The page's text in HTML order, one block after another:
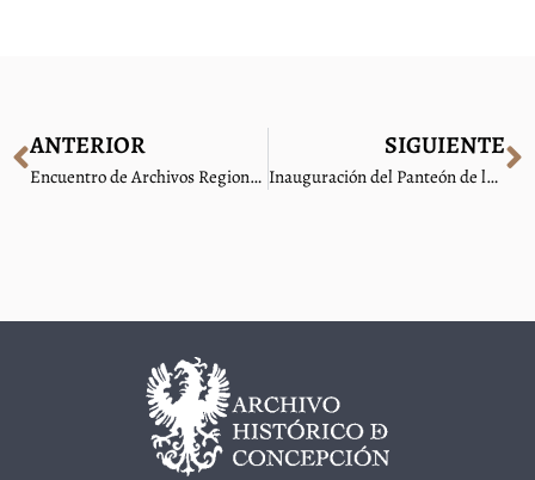
ANTERIOR
Encuentro de Archivos Regionales
SIGUIENTE
Inauguración del Panteón de la Patria y recepción oficial de los restos del prócer Juan Martínez de Rozas